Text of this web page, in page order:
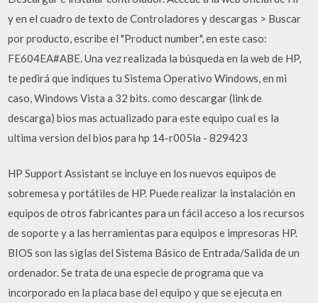
y en el cuadro de texto de Controladores y descargas > Buscar
por producto, escribe el "Product number", en este caso:
FE604EA#ABE. Una vez realizada la búsqueda en la web de HP,
te pedirá que indiques tu Sistema Operativo Windows, en mi
caso, Windows Vista a 32 bits. como descargar (link de
descarga) bios mas actualizado para este equipo cual es la
ultima version del bios para hp 14-r005la - 829423
HP Support Assistant se incluye en los nuevos equipos de
sobremesa y portátiles de HP. Puede realizar la instalación en
equipos de otros fabricantes para un fácil acceso a los recursos
de soporte y a las herramientas para equipos e impresoras HP.
BIOS son las siglas del Sistema Básico de Entrada/Salida de un
ordenador. Se trata de una especie de programa que va
incorporado en la placa base del equipo y que se ejecuta en